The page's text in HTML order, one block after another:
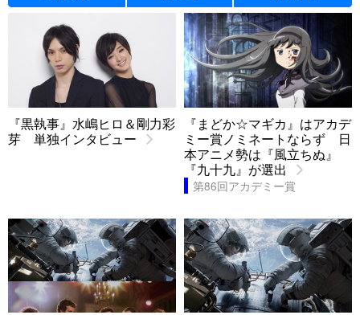
『黒執事』水嶋ヒロ＆剛力彩
芽 単独インタビュー
『まどか☆マギカ』はアカデ
ミー賞ノミネートならず 日
本アニメ勢は『風立ちぬ』
『九十九』が選出
第86回アカデミー賞